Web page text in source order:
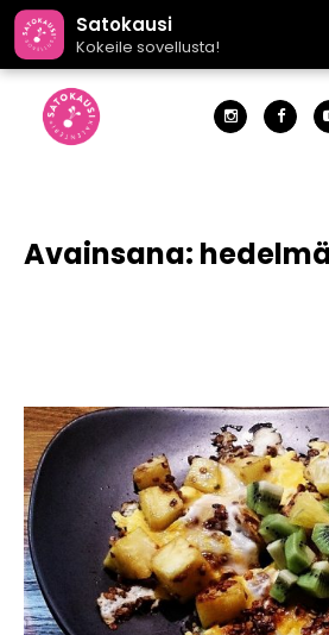
Satokausi
Kokeile sovellusta!
Avainsana: